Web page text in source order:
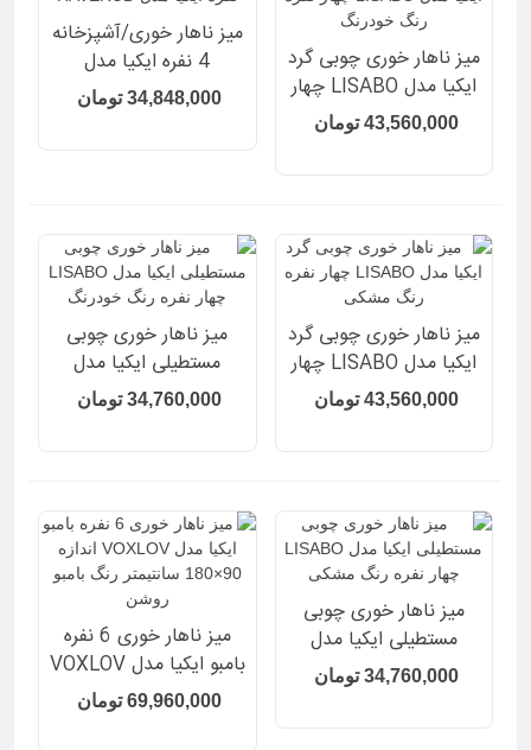
میز ناهار خوری چوبی گرد
ایکیا مدل LISABO چهار
نفره رنگ خودرنگ
43,560,000 تومان
میز ناهار خوری/آشپزخانه
4 نفره ایکیا مدل
HAVERUD
34,848,000 تومان
میز ناهار خوری چوبی گرد
ایکیا مدل LISABO چهار
نفره رنگ مشکی
43,560,000 تومان
میز ناهار خوری چوبی
مستطیلی ایکیا مدل
LISABO چهار نفره رنگ34,760,000 تومان
میز ناهار خوری چوبی
مستطیلی ایکیا مدل
LISABO چهار نفره رنگ34,760,000 تومان
میز ناهار خوری 6 نفره
بامبو ایکیا مدل VOXLOV
اندازه 90×180 سانتیمتر
رنگ بامبو روشن
69,960,000 تومان